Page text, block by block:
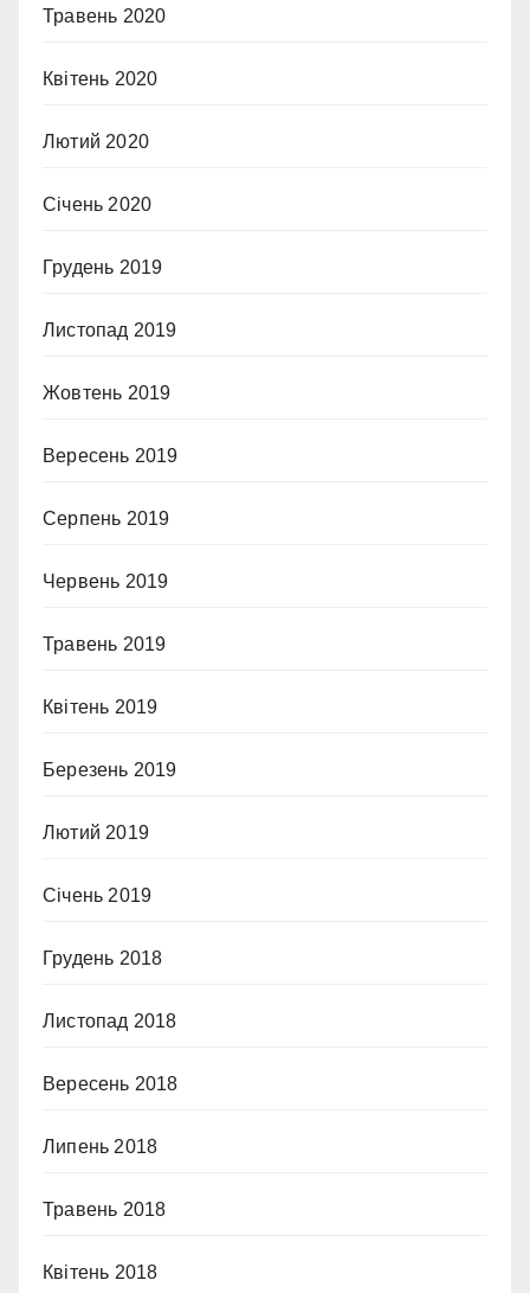
Травень 2020
Квітень 2020
Лютий 2020
Січень 2020
Грудень 2019
Листопад 2019
Жовтень 2019
Вересень 2019
Серпень 2019
Червень 2019
Травень 2019
Квітень 2019
Березень 2019
Лютий 2019
Січень 2019
Грудень 2018
Листопад 2018
Вересень 2018
Липень 2018
Травень 2018
Квітень 2018